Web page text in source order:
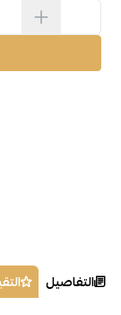
التفاصيل